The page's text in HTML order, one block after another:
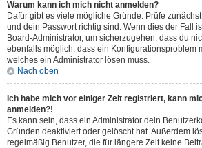
Warum kann ich mich nicht anmelden?
Dafür gibt es viele mögliche Gründe. Prüfe
und dein Passwort richtig sind. Wenn dies der Fall
Board-Administrator, um sicherzugehen, dass du
ebenfalls möglich, dass ein Konfigurationsproblem
welches ein Administrator lösen muss.
Nach oben
Ich habe mich vor einiger Zeit registriert, kann
anmelden?!
Es kann sein, dass ein Administrator dein
Gründen deaktiviert oder gelöscht hat. Außerdem
regelmäßig Benutzer, die für längere Zeit keine